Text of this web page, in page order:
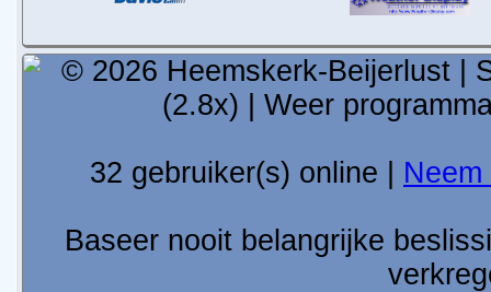
© 2026 Heemskerk-Beijerlust |
(2.8x) | Weer
32 gebruiker(s) online |
Baseer nooit belangrijke